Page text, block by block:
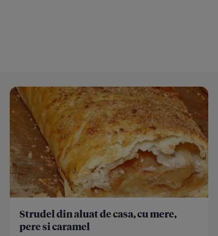
Strudel din aluat de casa, cu mere,
pere si caramel